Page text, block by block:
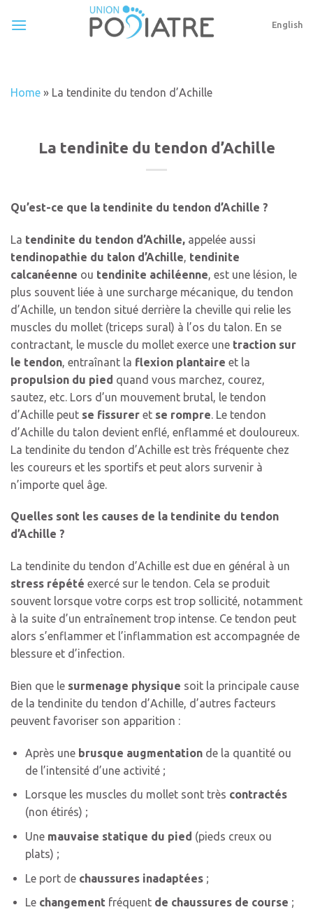
English
Home » La tendinite du tendon d’Achille
La tendinite du tendon d’Achille
Qu’est-ce que la tendinite du tendon d’Achille ?
La tendinite du tendon d’Achille, appelée aussi
tendinopathie du talon d’Achille tendinite
calcanéenne ou tendinite achiléenne , est une lésion, le
plus souvent liée à une surcharge mécanique, du tendon
d’Achille, un tendon situé derrière la cheville qui relie les
muscles du mollet (triceps sural) à l’os du talon. En se
contractant, le muscle du mollet exerce une traction sur
le tendon , entraînant la flexion plantaire et la
propulsion du pied quand vous marchez, courez,
sautez, etc. Lors d’un mouvement brutal, le tendon
d’Achille peut se fissurer et se rompre . Le tendon
d’Achille du talon devient enflé, enflammé et douloureux.
La tendinite du tendon d’Achille est très fréquente chez
les coureurs et les sportifs et peut alors survenir à
n’importe quel âge.
Quelles sont les causes de la tendinite du tendon
d’Achille ?
La tendinite du tendon d’Achille est due en général à un
stress répété exercé sur le tendon. Cela se produit
souvent lorsque votre corps est trop sollicité, notamment
à la suite d’un entraînement trop intense. Ce tendon peut
alors s’enflammer et l’inflammation est accompagnée de
blessure et d’infection.
Bien que le surmenage physique soit la principale cause
de la tendinite du tendon d’Achille, d’autres facteurs
peuvent favoriser son apparition :
Après une brusque augmentationde la quantité ou
de l’intensité d’une activité ;
Lorsque les muscles du mollet sont très contractés
(non étirés) ;
Une mauvaise statique du pied (pieds creux ou
plats) ;
Le port de chaussures inadaptées;
Le changement fréquent de chaussures de course ;